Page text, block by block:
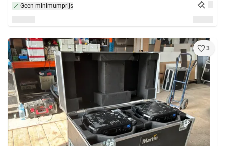
Geen minimumprijs
3